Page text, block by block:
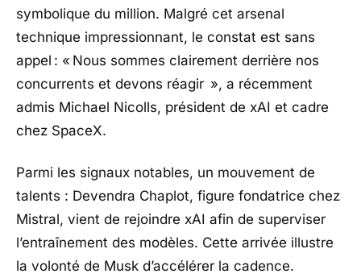
symbolique du million. Malgré cet arsenal
technique impressionnant, le constat est sans
appel : « Nous sommes clairement derrière nos
concurrents et devons réagir », a récemment
admis Michael Nicolls, président de xAI et cadre
chez SpaceX.
Parmi les signaux notables, un mouvement de
talents : Devendra Chaplot, figure fondatrice chez
Mistral, vient de rejoindre xAI afin de superviser
l’entraînement des modèles. Cette arrivée illustre
la volonté de Musk d’accélérer la cadence.